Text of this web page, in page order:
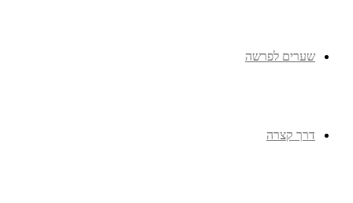
שערים לפרשה
דרך קצרה